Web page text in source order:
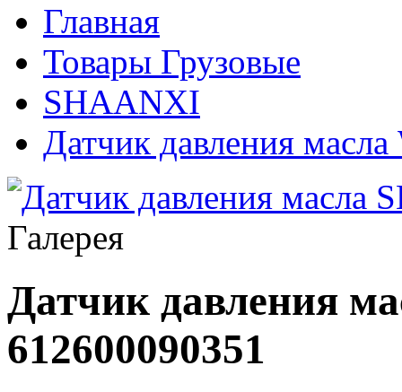
Главная
Товары Грузовые
SHAANXI
Датчик давления масла
Галерея
Датчик давления
612600090351